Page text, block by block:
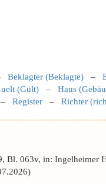
Beklagter (Beklagte) –
(Gült) – Haus
Register – Richter
Bl. 063v, in: Ingelheimer